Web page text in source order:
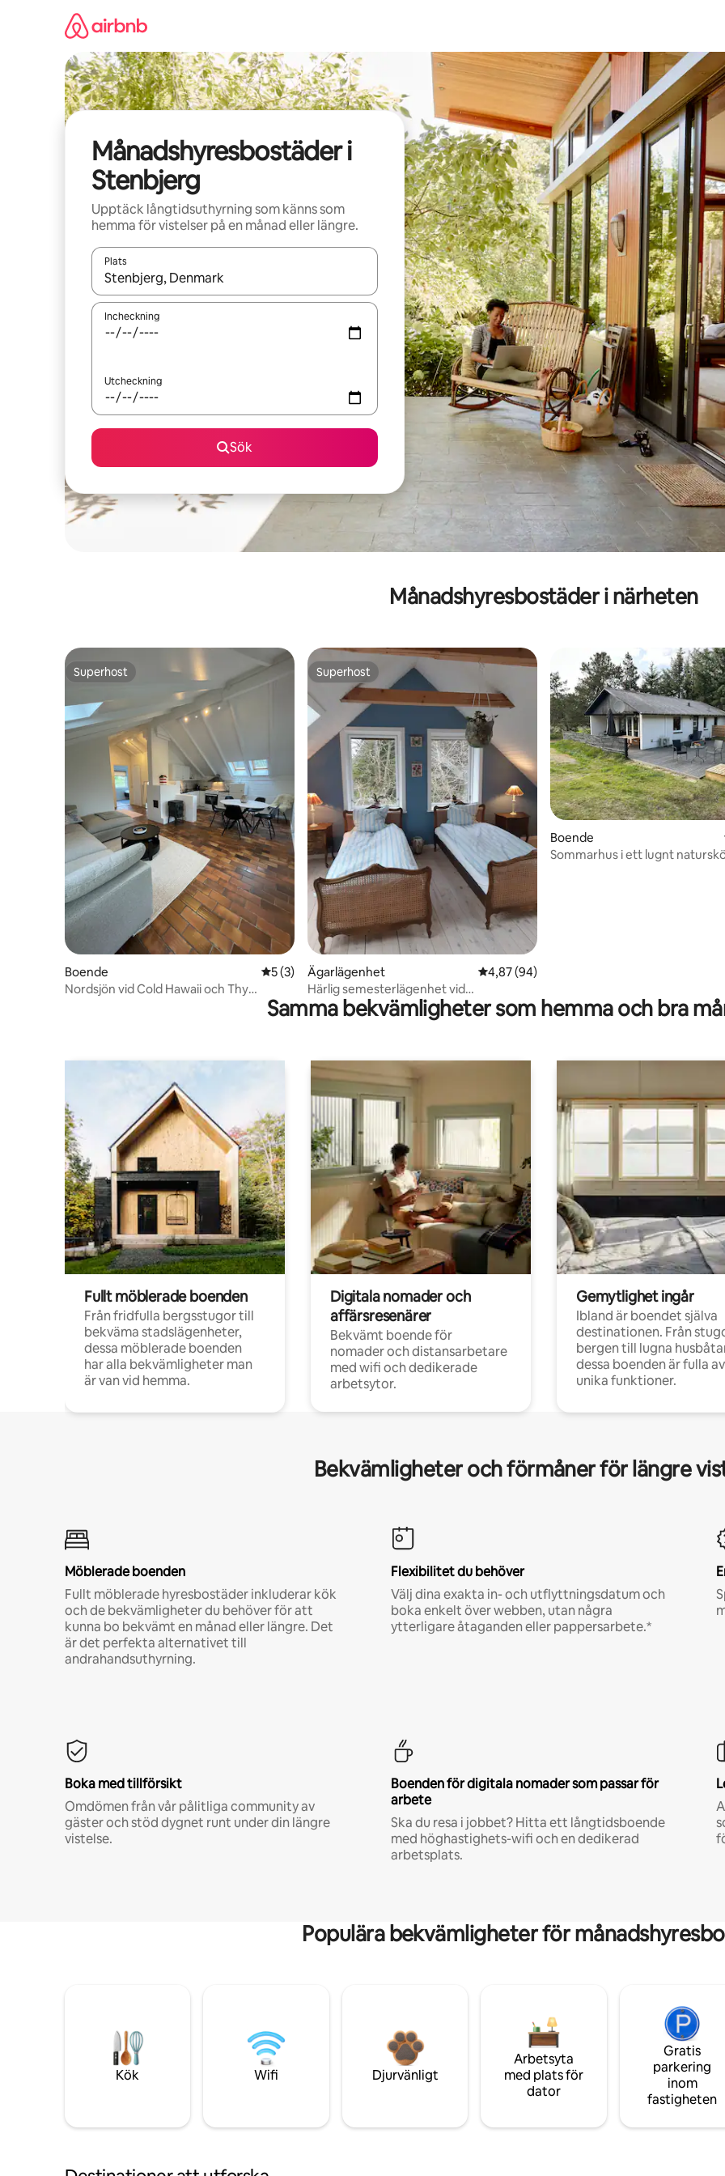
Månadshyresbostäder i
Stenbjerg
Upptäck långtidsuthyrning som känns som
hemma för vistelser på en månad eller längre.
Plats
När resultaten är tillgängliga kan du navigera med upp- och nedåtpilarna eller utforska genom att trycka eller svepa.
Incheckning
Utcheckning
Sök
Månadshyresbostäder i närheten
Superhost
Superhost
Boende 5 av 5 i genomsnittligt betyg, 3 omdömen
5 (3)
Nordsjön vid Cold Hawaii och Thy
Superhost
Superhost
Ägarlägenhet 4,87 av 5 i genomsnittligt betyg, 94
4,87 (94)
Härlig semesterlägenhet vid
Nationalpark Thy
Boende
Sommarhus i ett lugnt
Samma bekvämligheter som hemma och bra
Fullt möblerade boenden
Från fridfulla bergsstugor till
bekväma stadslägenheter,
dessa möblerade boenden
har alla bekvämligheter man
är van vid hemma.
Digitala nomader och
affärsresenärer
Bekvämt boende för
nomader och distansarbetare
med wifi och dedikerade
arbetsytor.
Gemytlighet ingår
Ibland är boendet själva
destinationen. Från
bergen till lugna
dessa boenden är fulla av
unika funktioner.
Bekvämligheter och förmåner för längre
Möblerade boenden
Fullt möblerade hyresbostäder inkluderar kök
och de bekvämligheter du behöver för att
kunna bo bekvämt en månad eller längre. Det
är det perfekta alternativet till
andrahandsuthyrning.
Flexibilitet du behöver
Välj dina exakta in- och utflyttningsdatum och
boka enkelt över webben, utan några
ytterligare åtaganden eller pappersarbete.*
Boka med tillförsikt
Omdömen från vår pålitliga community av
gäster och stöd dygnet runt under din längre
vistelse.
Boenden för digitala nomader som passar för
arbete
Ska du resa i jobbet? Hitta ett långtidsboende
med höghastighets-wifi och en dedikerad
arbetsplats.
Populära bekvämligheter för
Kök Wifi Djurvänligt
Arbetsyta
med plats för
dator
Gratis
parkering
inom
fastigheten